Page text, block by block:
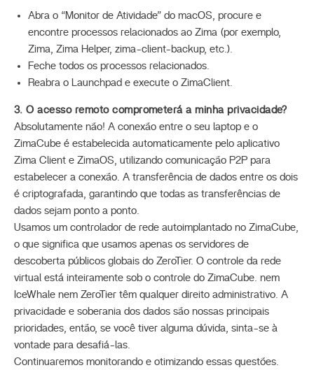
Abra o “Monitor de Atividade” do macOS, procure e
encontre processos relacionados ao Zima (por exemplo,
Zima, Zima Helper, zima-client-backup, etc.).
Feche todos os processos relacionados.
Reabra o Launchpad e execute o ZimaClient.
3. O acesso remoto comprometerá a minha privacidade?
Absolutamente não! A conexão entre o seu laptop e o
ZimaCube é estabelecida automaticamente pelo aplicativo
Zima Client e ZimaOS, utilizando comunicação P2P para
estabelecer a conexão. A transferência de dados entre os dois
é criptografada, garantindo que todas as transferências de
dados sejam ponto a ponto.
Usamos um controlador de rede autoimplantado no ZimaCube,
o que significa que usamos apenas os servidores de
descoberta públicos globais do ZeroTier. O controle da rede
virtual está inteiramente sob o controle do ZimaCube. nem
IceWhale nem ZeroTier têm qualquer direito administrativo. A
privacidade e soberania dos dados são nossas principais
prioridades, então, se você tiver alguma dúvida, sinta-se à
vontade para desafiá-las.
Continuaremos monitorando e otimizando essas questões.